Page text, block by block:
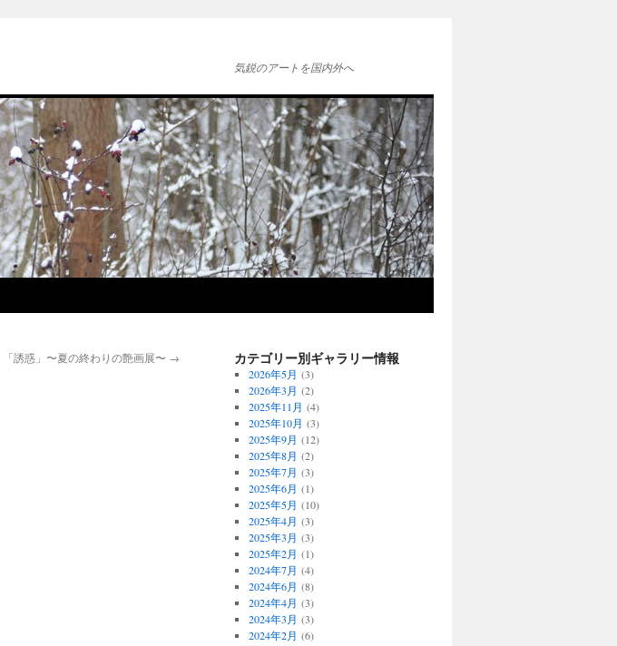
気鋭のアートを国内外へ
「誘惑」〜夏の終わりの艶画展〜 → カテゴリー別ギャラリー情報
2026年5月 (3)
2026年3月 (2)
2025年11月 (4)
2025年10月 (3)
2025年9月 (12)
2025年8月 (2)
2025年7月 (3)
2025年6月 (1)
2025年5月 (10)
2025年4月 (3)
2025年3月 (3)
2025年2月 (1)
2024年7月 (4)
2024年6月 (8)
2024年4月 (3)
2024年3月 (3)
2024年2月 (6)